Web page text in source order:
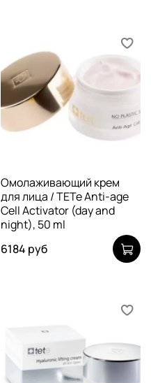
Омолаживающий крем
для лица / TETe Anti-age
Cell Activator (day and
night), 50 ml
6184 руб